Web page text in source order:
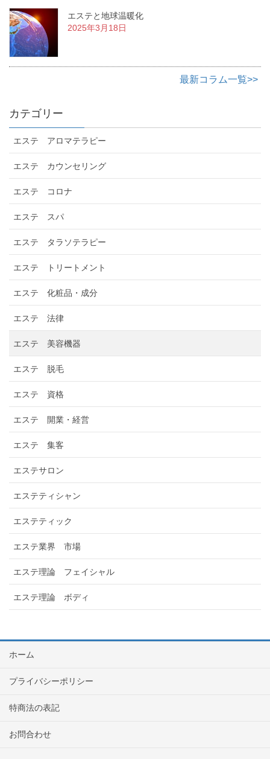
エステと地球温暖化
2025年3月18日
最新コラム一覧>>
カテゴリー
エステ アロマテラピー
エステ カウンセリング
エステ コロナ
エステ スパ
エステ タラソテラピー
エステ トリートメント
エステ 化粧品・成分
エステ 法律
エステ 美容機器
エステ 脱毛
エステ 資格
エステ 開業・経営
エステ 集客
エステサロン
エステティシャン
エステティック
エステ業界 市場
エステ理論 フェイシャル
エステ理論 ボディ
ホーム
プライバシーポリシー
特商法の表記
お問合わせ